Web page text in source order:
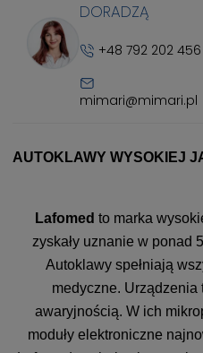
DORADZĄ
+48 792 202 456
mimari@mimari.pl
AUTOKLAWY WYSOKIEJ
Lafomed to marka
zyskały uznanie w ponad
Autoklawy spełniają
medyczne.
awaryjnością. W ich
moduły elektroniczne